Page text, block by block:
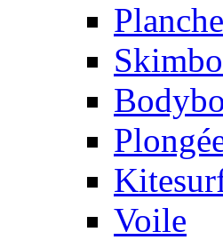
Voile